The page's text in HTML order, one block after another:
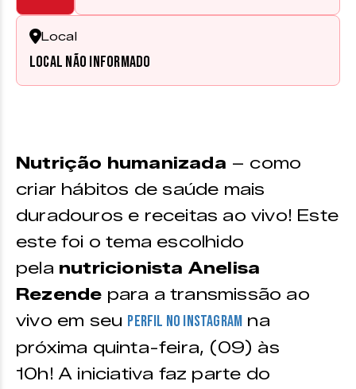
Local
Local não informado
Nutrição humanizada – como
criar hábitos de saúde mais
duradouros e receitas ao vivo! Este
este foi o tema escolhido
pela nutricionista Anelisa
Rezende para a transmissão ao
vivo em seu perfil no Instagram na
próxima quinta-feira, (09) às
10h! A iniciativa faz parte do